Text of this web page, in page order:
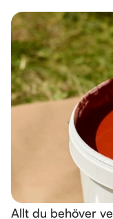
Allt du behöver